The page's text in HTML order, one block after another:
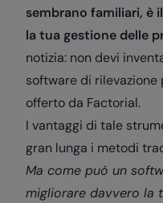
sembrano familiari, è
la tua gestione delle
notizia: non devi
software di rilevazione
offerto da Factorial.
I vantaggi di tale
gran lunga i metodi
Ma come può un
migliorare davvero la